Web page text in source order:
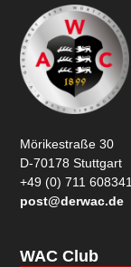
Mörikestraße 30
D-70178 Stuttgart
+49 (0) 711 608341
post@derwac.de
WAC Club